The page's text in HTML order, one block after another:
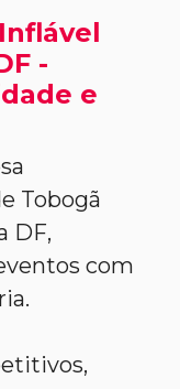
-
e
Tobogã
DF,
com